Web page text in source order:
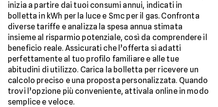
inizia a partire dai tuoi consumi annui, indicati in
bolletta in kWh per la luce e Smc per il gas. Confronta
diverse tariffe e analizza la spesa annua stimata
insieme al risparmio potenziale, così da comprendere il
beneficio reale. Assicurati che l’offerta si adatti
perfettamente al tuo profilo familiare e alle tue
abitudini di utilizzo. Carica la bolletta per ricevere un
calcolo preciso e una proposta personalizzata. Quando
trovi l’opzione più conveniente, attivala online in modo
semplice e veloce.